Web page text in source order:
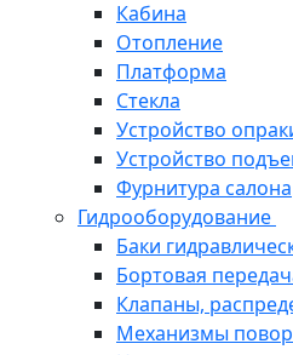
Кабина
Отопление
Платформа
Стекла
Устройство
Устройство
Фурнитура салона
Гидрооборудование
Баки
Бортовая
Клапаны,
Механизмы